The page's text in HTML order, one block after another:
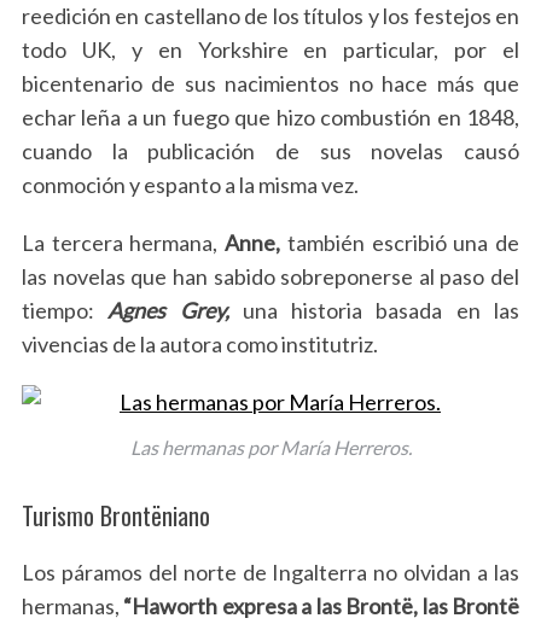
reedición en castellano de los títulos y los festejos en
todo UK, y en Yorkshire en particular, por el
bicentenario de sus nacimientos no hace más que
echar leña a un fuego que hizo combustión en 1848,
cuando la publicación de sus novelas causó
conmoción y espanto a la misma vez.
La tercera hermana,Anne, también escribió una de
las novelas que han sabido sobreponerse al paso del
tiempo:Agnes Grey, una historia basada en las
vivencias de la autora como institutriz.
Las hermanas por María Herreros.
Turismo Brontëniano
Los páramos del norte de Ingalterra no olvidan a las
hermanas, “Haworth expresa a las Brontë, las Brontë